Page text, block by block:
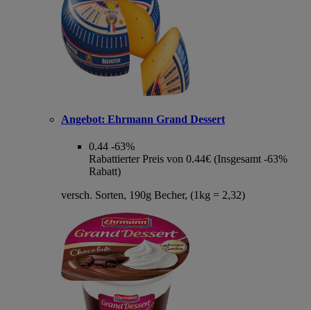
Angebot: Ehrmann Grand Dessert
0.44 -63%
Rabattierter Preis von 0.44€ (Insgesamt -63%
Rabatt)
versch. Sorten, 190g Becher, (1kg = 2,32)